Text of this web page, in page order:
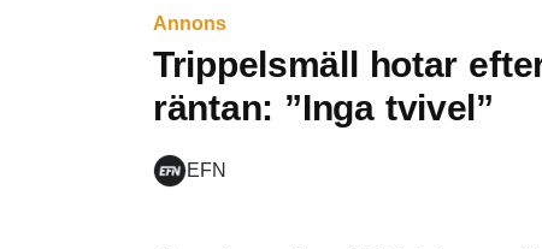
Annons
Trippelsmäll hotar
räntan: ”Inga tvivel”
EFN